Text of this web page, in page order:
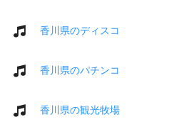
香川県のディスコ
香川県のパチンコ
香川県の観光牧場